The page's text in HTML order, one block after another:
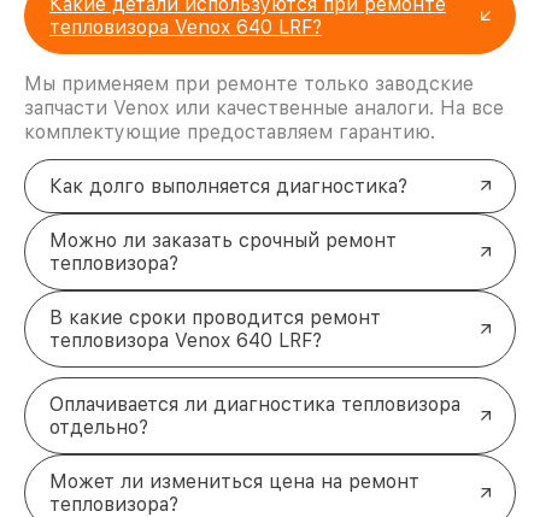
тепловизора Venox 640 LRF?
Мы применяем при ремонте только заводские
запчасти Venox или качественные аналоги. На все
комплектующие предоставляем гарантию.
Как долго выполняется диагностика?
Можно ли заказать срочный ремонт
тепловизора?
В какие сроки проводится ремонт
тепловизора Venox 640 LRF?
Оплачивается ли диагностика тепловизора
отдельно?
Может ли измениться цена на ремонт
тепловизора?